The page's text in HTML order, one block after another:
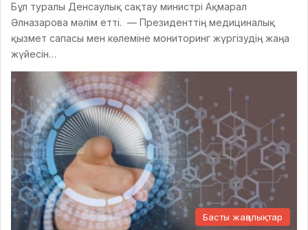
Бұл туралы Денсаулық сақтау министрі Ақмарал
Әлназарова мәлім етті. — Президенттің медициналық
қызмет сапасы мен көлеміне мониторинг жүргізудің жаңа
жүйесін…
Басты жаңалықтар